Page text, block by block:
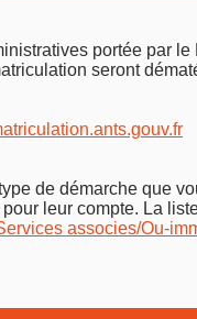
portée par
seront
de démarche que
leur compte. La
associes/Ou-